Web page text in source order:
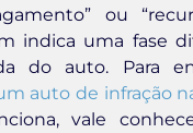
ou
indica uma fase
do auto. Para
auto de infração
vale